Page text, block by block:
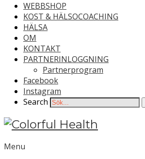
WEBBSHOP
KOST & HÄLSOCOACHING
HÄLSA
OM
KONTAKT
PARTNERINLOGGNING
Partnerprogram
Facebook
Instagram
Search
Menu